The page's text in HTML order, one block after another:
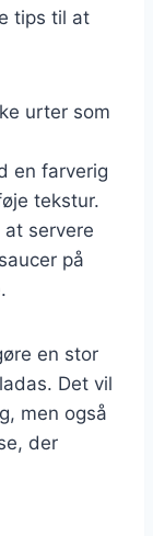
tips til at
urter som
en farverig
tekstur.
at servere
på
en stor
Det vil
men også
der